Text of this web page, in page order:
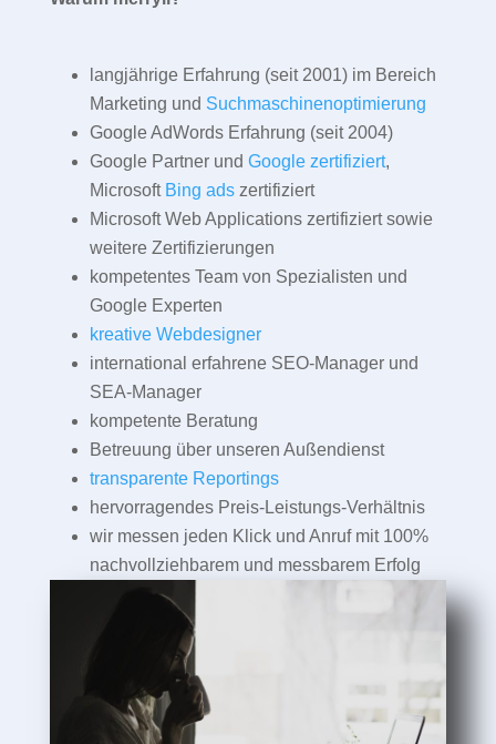
langjährige Erfahrung (seit 2001) im Bereich
Marketing und Suchmaschinenoptimierung
Google AdWords Erfahrung (seit 2004)
Google Partner und Google zertifiziert,
Microsoft Bing adszertifiziert
Microsoft Web Applications zertifiziert sowie
weitere Zertifizierungen
kompetentes Team von Spezialisten und
Google Experten
kreative Webdesigner
international erfahrene SEO-Manager und
SEA-Manager
kompetente Beratung
Betreuung über unseren Außendienst
transparente Reportings
hervorragendes Preis-Leistungs-Verhältnis
wir messen jeden Klick und Anruf mit 100%
nachvollziehbarem und messbarem Erfolg